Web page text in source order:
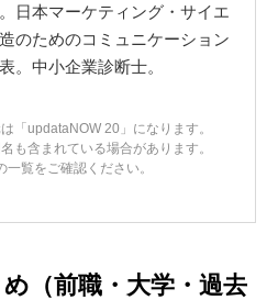
日本マーケティング・サイエ
のためのコミュニケーション
。中小企業診断士。
「updataNOW 20」になります。
も含まれている場合があります。
覧をご確認ください。
（前職・大学・過去